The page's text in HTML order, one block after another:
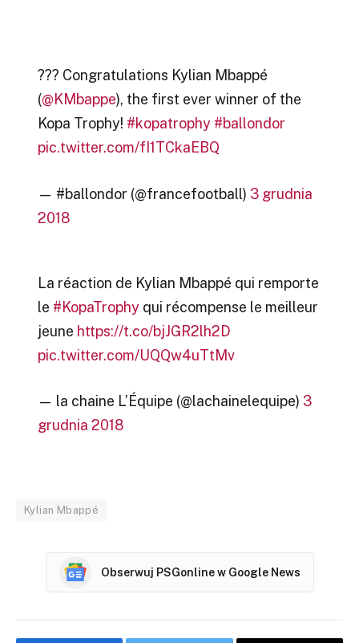
??? Congratulations Kylian Mbappé
(@KMbappe), the first ever winner of the
Kopa Trophy! #kopatrophy #ballondor
pic.twitter.com/fI1TCkaEBQ
— #ballondor (@francefootball) 3 grudnia
2018
La réaction de Kylian Mbappé qui remporte
le #KopaTrophy qui récompense le meilleur
jeune https://t.co/bjJGR2lh2D
pic.twitter.com/UQQw4uTtMv
— la chaine L’Équipe (@lachainelequipe) 3
grudnia 2018
Kylian Mbappé
Obserwuj PSGonline w Google News